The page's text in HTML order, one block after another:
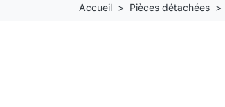
Accueil Pièces détachées